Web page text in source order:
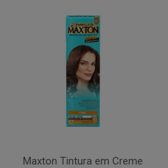
Maxton Tintura em Creme